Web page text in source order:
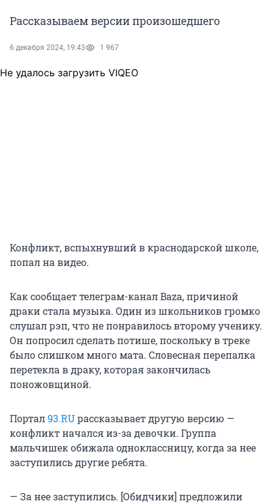
Рассказываем версии произошедшего
6 декабря 2024, 19:43 1 967
Не удалось загрузить VIQEO
Конфликт, вспыхнувший в краснодарской школе,
попал на видео.
Как сообщает телеграм-канал Baza, причиной
драки стала музыка. Один из школьников громко
слушал рэп, что не понравилось второму ученику.
Он попросил сделать потише, поскольку в треке
было слишком много мата. Словесная перепалка
перетекла в драку, которая закончилась
поножовщиной.
Портал93.RUрассказывает другую версию —
конфликт начался из-за девочки. Группа
мальчишек обижала одноклассницу, когда за нее
заступились другие ребята.
— За нее заступились. [Обидчики] предложили